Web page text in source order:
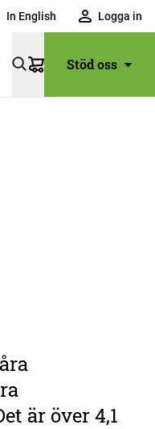
In English Logga in
VarukorgStöd oss
är över 4,1